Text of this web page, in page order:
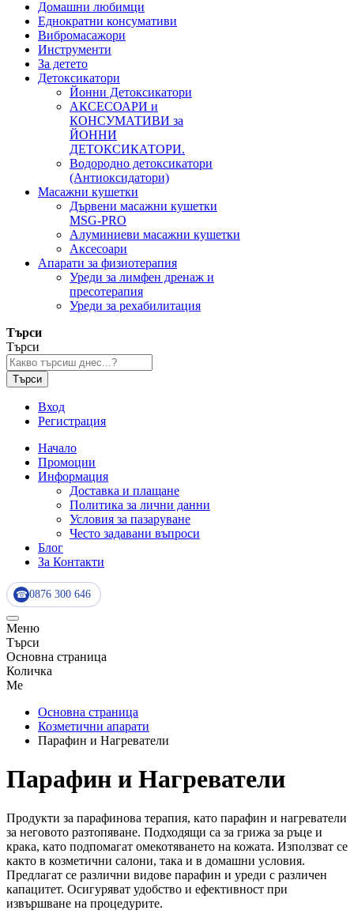
Домашни любимци
Еднократни консумативи
Вибромасажори
Инструменти
За детето
Детоксикатори
Йонни Детоксикатори
АКСЕСОАРИ и
КОНСУМАТИВИ за
ЙОННИ
ДЕТОКСИКАТОРИ.
Водородно детоксикатори
(Антиоксидатори)
Масажни кушетки
Дървени масажни кушетки
MSG-PRO
Алуминиеви масажни кушетки
Аксесоари
Апарати за физиотерапия
Уреди за лимфен дренаж и
пресотерапия
Уреди за рехабилитация
Търси
Търси
Търси
Вход
Регистрация
Начало
Промоции
Информация
Доставка и плащане
Политика за лични данни
Условия за пазаруване
Често задавани въпроси
Блог
За Контакти
☎ 0876 300 646
Меню
Търси
Основна страница
Количка
Me
Основна страница
Козметични апарати
Парафин и Нагреватели
Парафин и Нагреватели
Продукти за парафинова терапия, като парафин и нагреватели
за неговото разтопяване. Подходящи са за грижа за ръце и
крака, като подпомагат омекотяването на кожата. Използват се
както в козметични салони, така и в домашни условия.
Предлагат се различни видове парафин и уреди с различен
капацитет. Осигуряват удобство и ефективност при
извършване на процедурите.